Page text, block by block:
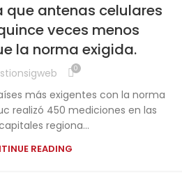
que antenas celulares
veces menos
la norma exigida.
0
más exigentes con la norma
realizó 450 mediciones en las
regiona...
READING